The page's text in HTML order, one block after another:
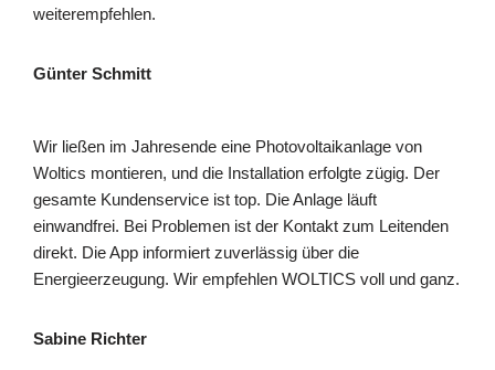
weiterempfehlen.
Günter Schmitt
Wir ließen im Jahresende eine Photovoltaikanlage von
Woltics montieren, und die Installation erfolgte zügig. Der
gesamte Kundenservice ist top. Die Anlage läuft
einwandfrei. Bei Problemen ist der Kontakt zum Leitenden
direkt. Die App informiert zuverlässig über die
Energieerzeugung. Wir empfehlen WOLTICS voll und ganz.
Sabine Richter